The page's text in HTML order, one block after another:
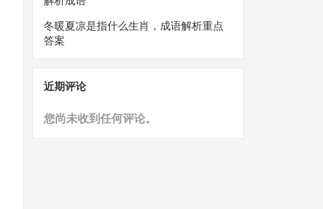
冬暖夏凉是指什么生肖，成语解析重点
答案
近期评论
您尚未收到任何评论。